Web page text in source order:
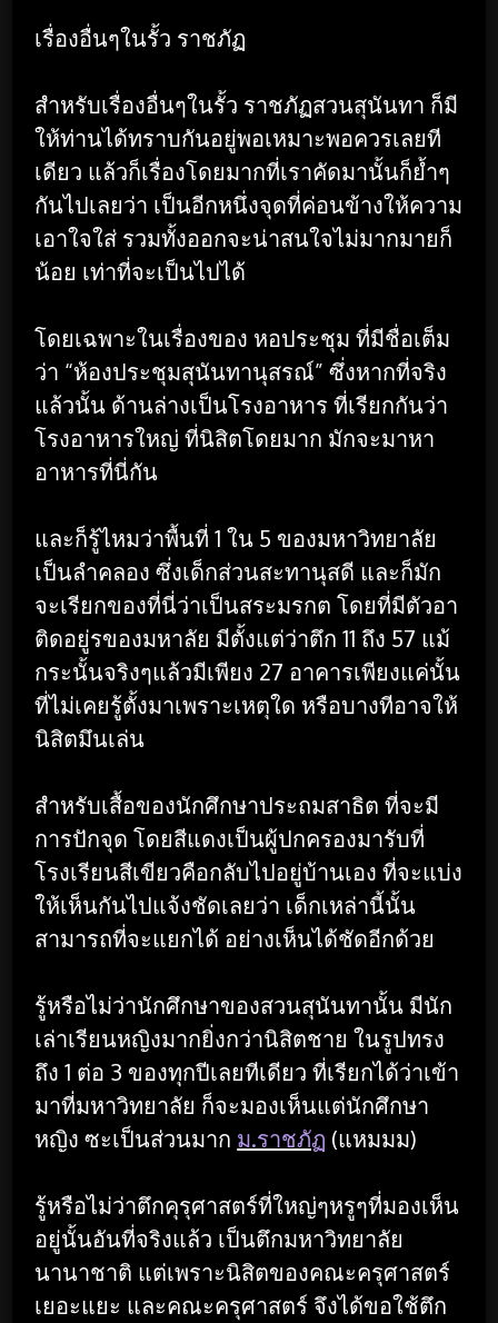
เรื่องอื่นๆในรั้ว ราชภัฏ
สำหรับเรื่องอื่นๆในรั้ว ราชภัฏสวนสุนันทา ก็มี
ให้ท่านได้ทราบกันอยู่พอเหมาะพอควรเลยที
เดียว แล้วก็เรื่องโดยมากที่เราคัดมานั้นก็ย้ำๆ
กันไปเลยว่า เป็นอีกหนึ่งจุดที่ค่อนข้างให้ความ
เอาใจใส่ รวมทั้งออกจะน่าสนใจไม่มากมายก็
น้อย เท่าที่จะเป็นไปได้
โดยเฉพาะในเรื่องของ หอประชุม ที่มีชื่อเต็ม
ว่า “ห้องประชุมสุนันทานุสรณ์” ซึ่งหากที่จริง
แล้วนั้น ด้านล่างเป็นโรงอาหาร ที่เรียกกันว่า
โรงอาหารใหญ่ ที่นิสิตโดยมาก มักจะมาหา
อาหารที่นี่กัน
และก็รู้ไหมว่าพื้นที่ 1 ใน 5 ของมหาวิทยาลัย
เป็นลำคลอง ซึ่งเด็กส่วนสะทานุสดี และก็มัก
จะเรียกของที่นี่ว่าเป็นสระมรกต โดยที่มีตัวอา
ติดอยู่รของมหาลัย มีตั้งแต่ว่าตึก 11 ถึง 57 แม้
กระนั้นจริงๆแล้วมีเพียง 27 อาคารเพียงแค่นั้น
ที่ไม่เคยรู้ตั้งมาเพราะเหตุใด หรือบางทีอาจให้
นิสิตมึนเล่น
สำหรับเสื้อของนักศึกษาประถมสาธิต ที่จะมี
การปักจุด โดยสีแดงเป็นผู้ปกครองมารับที่
โรงเรียนสีเขียวคือกลับไปอยู่บ้านเอง ที่จะแบ่ง
ให้เห็นกันไปแจ้งชัดเลยว่า เด็กเหล่านี้นั้น
สามารถที่จะแยกได้ อย่างเห็นได้ชัดอีกด้วย
รู้หรือไม่ว่านักศึกษาของสวนสุนันทานั้น มีนัก
เล่าเรียนหญิงมากยิ่งกว่านิสิตชาย ในรูปทรง
ถึง 1 ต่อ 3 ของทุกปีเลยทีเดียว ที่เรียกได้ว่าเข้า
มาที่มหาวิทยาลัย ก็จะมองเห็นแต่นักศึกษา
หญิง ซะเป็นส่วนมาก ม.ราชภัฏ (แหมมม)
รู้หรือไม่ว่าตึกคุรุศาสตร์ที่ใหญ่ๆหรูๆที่มองเห็น
อยู่นั้นอันที่จริงแล้ว เป็นตึกมหาวิทยาลัย
นานาชาติ แต่เพราะนิสิตของคณะครุศาสตร์
เยอะแยะ และคณะครุศาสตร์ จึงได้ขอใช้ตึก